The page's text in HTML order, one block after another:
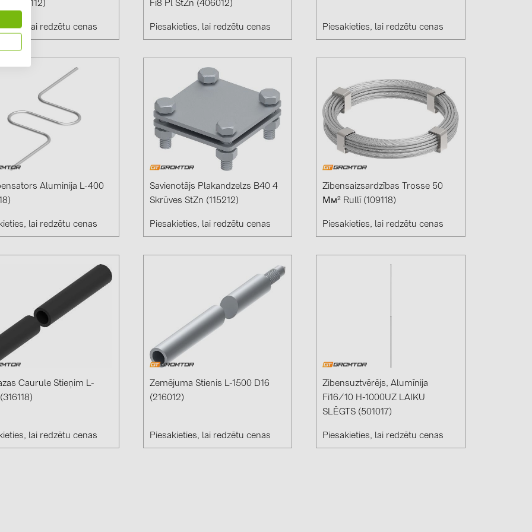
(500112)
lai redzētu cenas
Fi8 Pl StZn (406012)
Piesakieties, lai redzētu cenas Piesakieties, lai redzētu cenas
Aluminija L-400
lai redzētu cenas
Savienotājs Plakandzelzs B40 4
Skrūves StZn (115212)
Piesakieties, lai redzētu cenas
Zibensaizsardzības Trosse 50
Мм² Rullī (109118)
Piesakieties, lai redzētu cenas
Caurule Stieņim L-
lai redzētu cenas
Zemējuma Stienis L-1500 D16
(216012)
Piesakieties, lai redzētu cenas
Zibensuztvērējs, Alumīnija
Fi16/10 H-1000UZ LAIKU
SLĒGTS (501017)
Piesakieties, lai redzētu cenas